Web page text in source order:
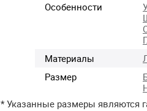
Особенности
Материалы
Размер
* Указанные размеры являются